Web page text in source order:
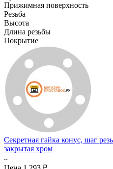
Прижимная поверхность
Резьба
Высота
Длина резьбы
Покрытие
Секретная гайка конус, шаг
закрытая хром
..